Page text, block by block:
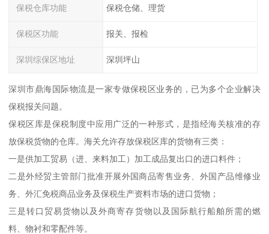
保税仓库功能 保税仓储、理货
保税区功能 报关、报检
深圳综保区地址 深圳坪山
深圳市鼎海国际物流是一家专做保税区业务的，已为多个企业解决
保税报关问题。
保税区库是保税制度中应用广泛的一种形式，是指经海关核准的存
放保税货物的仓库。海关允许存放保税区库的货物有三类：
一是供加工贸易（进、来料加工）加工成品复出口的进口料件；
二是外经贸主管部门批准开展外国商品寄售业务、外国产品维修业
务、外汇免税商品业务及保税生产资料市场的进口货物；
三是转口贸易货物以及外商寄存货物以及国际航行船舶所需的燃
料、物衬和零配件等。